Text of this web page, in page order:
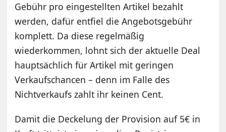
Gebühr pro eingestellten Artikel bezahlt
werden, dafür entfiel die Angebotsgebühr
komplett. Da diese regelmäßig
wiederkommen, lohnt sich der aktuelle Deal
hauptsächlich für Artikel mit geringen
Verkaufschancen – denn im Falle des
Nichtverkaufs zahlt ihr keinen Cent.
Damit die Deckelung der Provision auf 5€ in